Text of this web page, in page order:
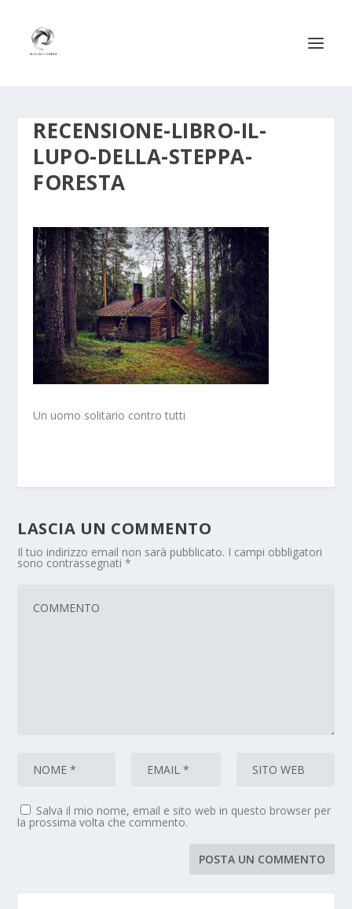
RECENSIONE-LIBRO-IL-
LUPO-DELLA-STEPPA-
FORESTA
Un uomo solitario contro tutti
LASCIA UN COMMENTO
Il tuo indirizzo email non sarà pubblicato. I campi obbligatori
sono contrassegnati*
Salva il mio nome, email e sito web in questo browser per
la prossima volta che commento.